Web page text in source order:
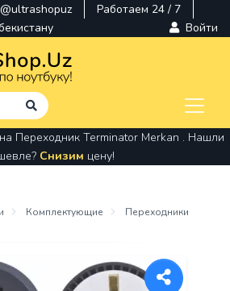
@ultrashopuz
Работаем 24 / 7
Войти
Переходник Terminator Merkan . Нашли
Снизим цену!
Комплектующие Переходники